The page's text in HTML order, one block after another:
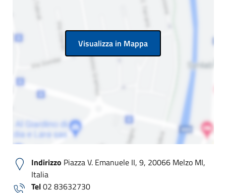
Visualizza in Mappa
Indirizzo Piazza V. Emanuele II, 9, 20066 Melzo MI,
Italia
Tel02 83632730